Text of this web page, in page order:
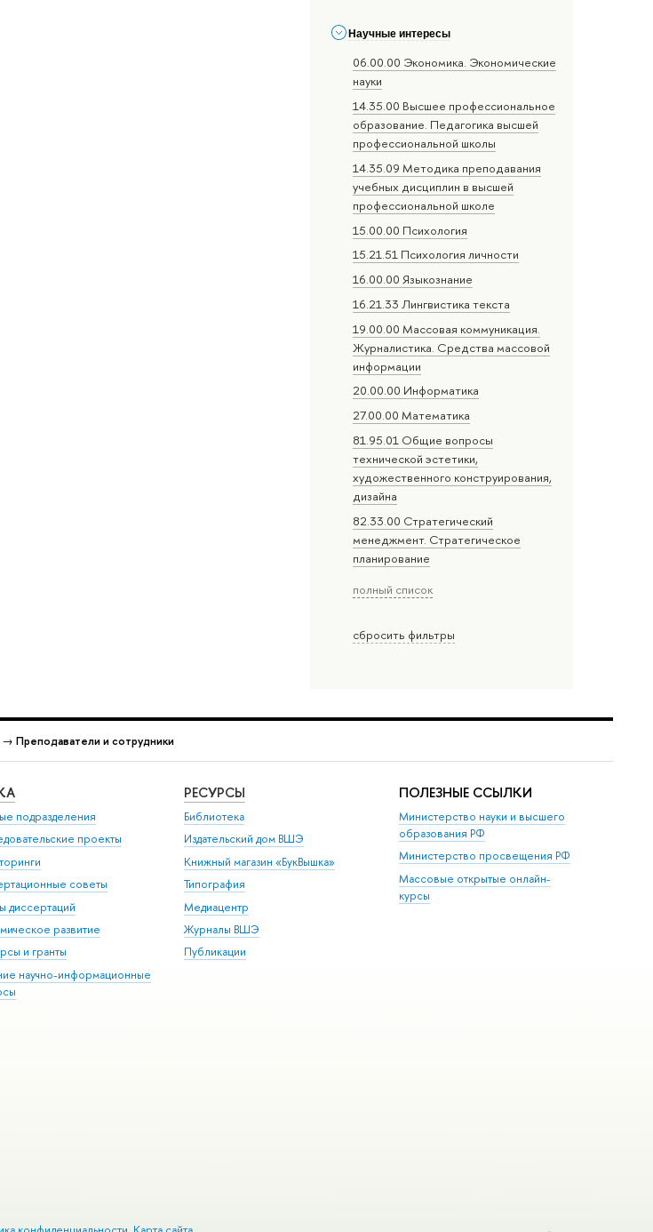
Научные интересы
06.00.00 Экономика. Экономические
науки
14.35.00 Высшее профессиональное
образование. Педагогика высшей
профессиональной школы
14.35.09 Методика преподавания
учебных дисциплин в высшей
профессиональной школе
15.00.00 Психология
15.21.51 Психология личности
16.00.00 Языкознание
16.21.33 Лингвистика текста
19.00.00 Массовая коммуникация.
Журналистика. Средства массовой
информации
20.00.00 Информатика
27.00.00 Математика
81.95.01 Общие вопросы
технической эстетики,
художественного конструирования,
дизайна
82.33.00 Стратегический
менеджмент. Стратегическое
планирование
полный список
сбросить фильтры
→ Преподаватели и сотрудники
подразделения
проекты
советы
диссертаций
развитие
и гранты
научно-информационные
РЕСУРСЫ
Библиотека
Издательский дом ВШЭ
Книжный магазин «БукВышка»
Типография
Медиацентр
Журналы ВШЭ
Публикации
ПОЛЕЗНЫЕ ССЫЛКИ
Министерство науки и высшего
образования РФ
Министерство просвещения РФ
Массовые открытые онлайн-
курсы